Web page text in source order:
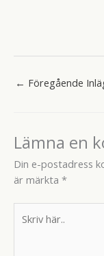
← Föregående
Lämna en
Din e-postadress
är märkta *
här..